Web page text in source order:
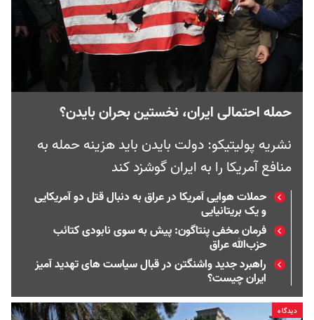
حمله احتمالی ایران، نخستین بحران بایدن؟
نشریه پولیتیکو: دولت بایدن باید هزینه حمله به
منافع آمریکا را به ایران گوشزد کند
حملات هوایی آمریکا در عراق به دنبال قتل دو آمریکایی
و یک بریتانیایی
فرمان مخفی پنتاگون: پیش به سوی نابودی کتائب
حزب‌الله عراق
راهبرد جدید واشنگتن در قبال سیاست های تهدید آمیز
ایران چیست؟
دیدگاه